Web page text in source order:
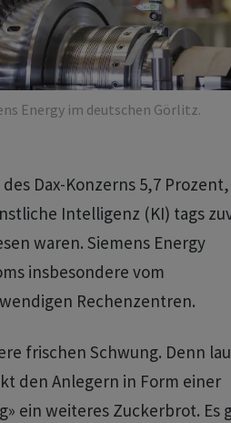
Energy im deutschen Görlitz.
Dax-Konzerns 5,7 Prozent,
Intelligenz (KI) tags
waren. Siemens Energy
insbesondere vom
Rechenzentren.
frischen Schwung. Denn
den Anlegern in Form einer
ein weiteres Zuckerbrot. Es